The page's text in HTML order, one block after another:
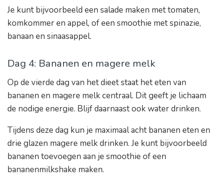
Je kunt bijvoorbeeld een salade maken met tomaten,
komkommer en appel, of een smoothie met spinazie,
banaan en sinaasappel.
Dag 4: Bananen en magere melk
Op de vierde dag van het dieet staat het eten van
bananen en magere melk centraal. Dit geeft je lichaam
de nodige energie. Blijf daarnaast ook water drinken.
Tijdens deze dag kun je maximaal acht bananen eten en
drie glazen magere melk drinken. Je kunt bijvoorbeeld
bananen toevoegen aan je smoothie of een
bananenmilkshake maken.